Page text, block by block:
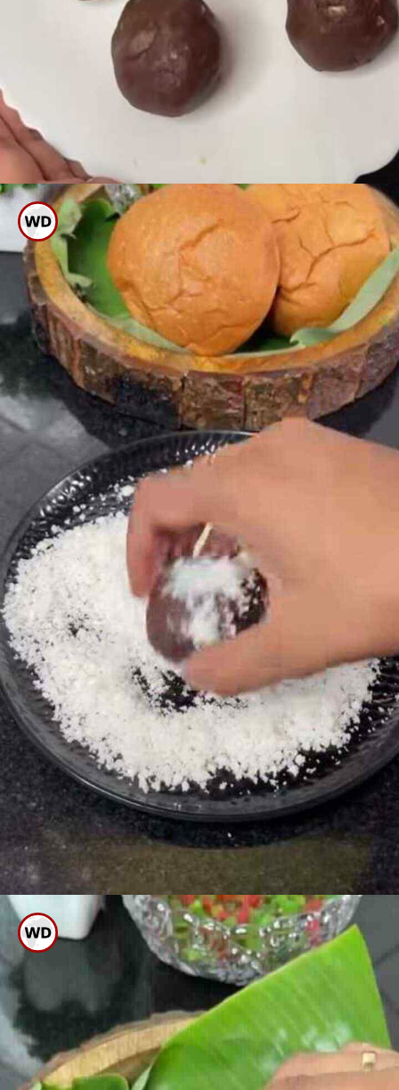
ಈಗ ಇದನ್ನು ತುಪ್ಪಸವರಿದ ಪ್ಲೇಟರ್ ಗೆ
ಹಾಕಿ ಕೈಯಿಂದ ನಾದಿಕೊಳ್ಳಿ
ಈಗ ಚಿಕ್ಕ ಚಿಕ್ಕ ಉಂಡೆ ಮಾಡಿ ಕೊಬ್ಬರಿ
ಪುಡಿಯಲ್ಲಿ ಅದ್ದಿದರೆ ಕೇಕ್ ರೆಡಿ